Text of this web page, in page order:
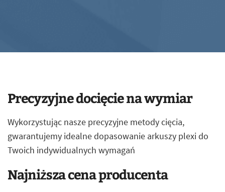
Precyzyjne docięcie na wymiar
Wykorzystując nasze precyzyjne metody cięcia,
gwarantujemy idealne dopasowanie arkuszy plexi do
Twoich indywidualnych wymagań
Najniższa cena producenta